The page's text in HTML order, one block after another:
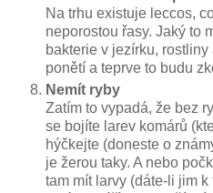
Na trhu existuje leccos,
neporostou řasy. Jaký to
bakterie v jezírku,
ponětí a teprve to budu
Nemít ryby
Zatím to vypadá, že bez
se bojíte larev komárů
hýčkejte (doneste o
je žerou taky. A nebo
tam mít larvy (dáte-li jim